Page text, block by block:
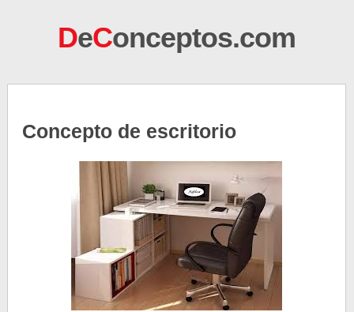
DeConceptos.com
Concepto de escritorio